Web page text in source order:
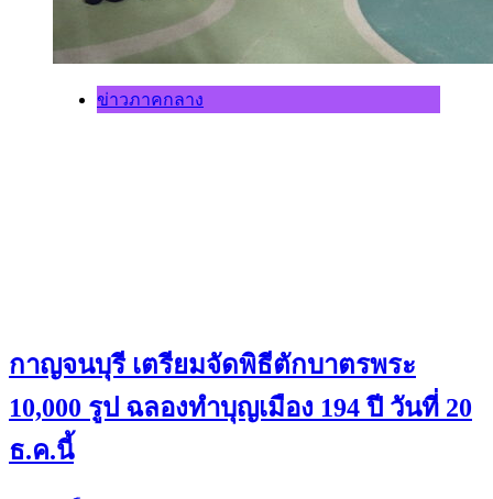
ข่าวภาคกลาง
กาญจนบุรี เตรียมจัดพิธีตักบาตรพระ
10,000 รูป ฉลองทำบุญเมือง 194 ปี วันที่ 20
ธ.ค.นี้